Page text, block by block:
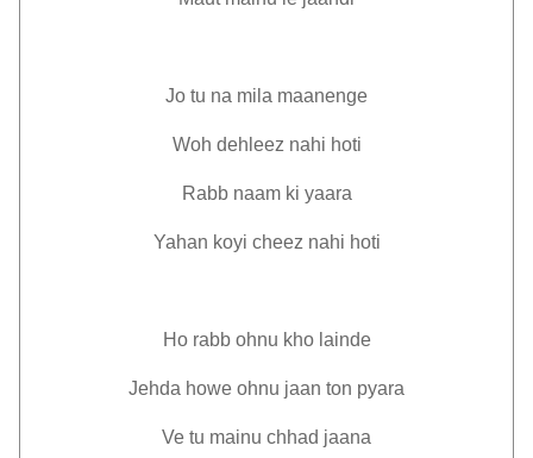
Jo tu na mila maanenge
Woh dehleez nahi hoti
Rabb naam ki yaara
Yahan koyi cheez nahi hoti
Ho rabb ohnu kho lainde
Jehda howe ohnu jaan ton pyara
Ve tu mainu chhad jaana